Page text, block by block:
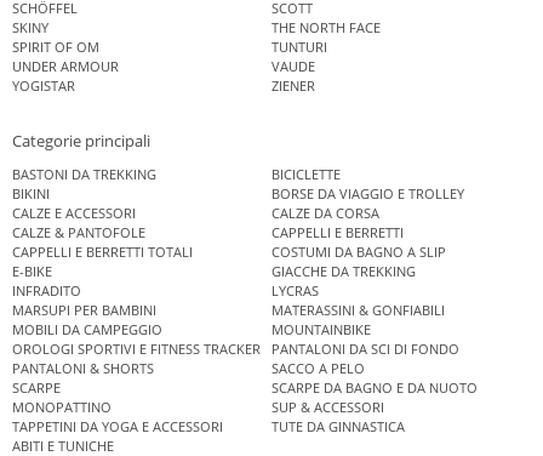
SCHÖFFEL
SCOTT
SKINY
THE NORTH FACE
SPIRIT OF OM
TUNTURI
UNDER ARMOUR
VAUDE
YOGISTAR
ZIENER
Categorie principali
BASTONI DA TREKKING
BICICLETTE
BIKINI
BORSE DA VIAGGIO E TROLLEY
CALZE E ACCESSORI
CALZE DA CORSA
CALZE & PANTOFOLE
CAPPELLI E BERRETTI
CAPPELLI E BERRETTI TOTALI
COSTUMI DA BAGNO A SLIP
E-BIKE
GIACCHE DA TREKKING
INFRADITO
LYCRAS
MARSUPI PER BAMBINI
MATERASSINI & GONFIABILI
MOBILI DA CAMPEGGIO
MOUNTAINBIKE
OROLOGI SPORTIVI E FITNESS TRACKER
PANTALONI DA SCI DI FONDO
PANTALONI & SHORTS
SACCO A PELO
SCARPE
SCARPE DA BAGNO E DA NUOTO
MONOPATTINO
SUP & ACCESSORI
TAPPETINI DA YOGA E ACCESSORI
TUTE DA GINNASTICA
ABITI E TUNICHE